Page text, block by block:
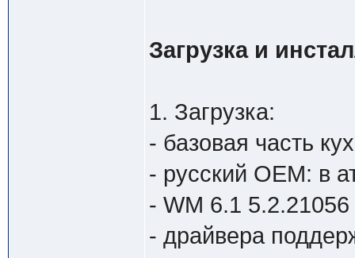
Загрузка и
1. Загрузка:
- базовая часть
- русский OEM: в
- WM 6.1
- драйвера